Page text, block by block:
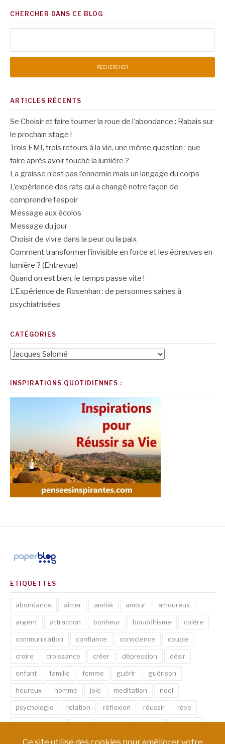
CHERCHER DANS CE BLOG
ARTICLES RÉCENTS
Se Choisir et faire tourner la roue de l’abondance : Rabais sur
le prochain stage !
Trois EMI, trois retours à la vie, une même question : que
faire après avoir touché la lumière ?
La graisse n’est pas l’ennemie mais un langage du corps
L’expérience des rats qui a changé notre façon de
comprendre l’espoir
Message aux écolos
Message du jour
Choisir de vivre dans la peur ou la paix
Comment transformer l’invisible en force et les épreuves en
lumière ? (Entrevue)
Quand on est bien, le temps passe vite !
L’Expérience de Rosenhan : de personnes saines à
psychiatrisées
CATÉGORIES
Catégories
INSPIRATIONS QUOTIDIENNES :
ETIQUETTES
abondance aimer amitié amour amoureux
argent attraction bonheur bouddhisme colère
communication confiance conscience couple
croire croissance créer dépression désir
enfant famille femme guérir guérison
heureux homme joie meditation noel
psychologie relation réflexion réussir rêve
santé sexe soin spirituel succès thérapie
vie âme émotion énergie équilibre